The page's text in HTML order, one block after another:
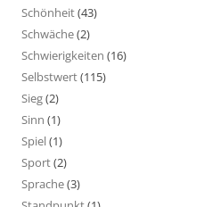
Schönheit(43)
Schwäche(2)
Schwierigkeiten (16)
Selbstwert(115)
Sieg(2)
Sinn (1)
Spiel(1)
Sport(2)
Sprache(3)